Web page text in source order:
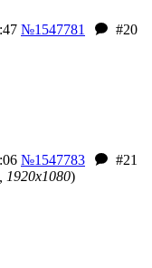
№1547781
#20
№1547783
#21
1920x1080)